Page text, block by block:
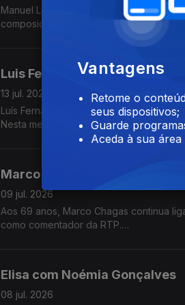
Manuel Linhares é um cantor de jazz
composição e ao
Luis Fernandes com Edgar
13 jul. 2026
Luís Fernandes, um dos seus
Nesta mesa também se contam
Marco Chagas com Marco
09 jul. 2026
Aos 69 anos, Marco Chagas continua
como comentador da RTP.
Elisa com Noémia Gonçalves
08 jul. 2026
Vantagens
Retome o
seus dispositivos;
Guarde
Aceda à sua área